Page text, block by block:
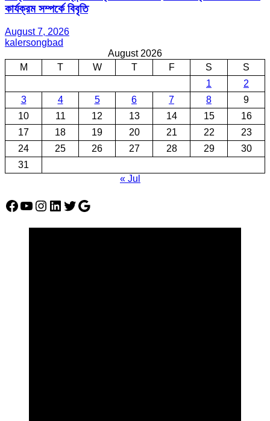
কার্যক্রম সম্পর্কে বিবৃতি
August 7, 2026
kalersongbad
August 2026
M
T W T F S
S
1
2
3
4 5 6 7 8
9
10
11 12 13 14 15
16
17
18 19 20 21 22
23
24
25 26 27 28 29
30
31
« Jul
Facebook
YouTube
Instagram
LinkedIn
Twitter
Google